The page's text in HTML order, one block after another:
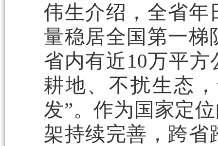
伟生介绍，全省年
量稳居全国第一梯
省内有近10万平
耕地、不扰生态
发”。作为国家定
架持续完善，跨省